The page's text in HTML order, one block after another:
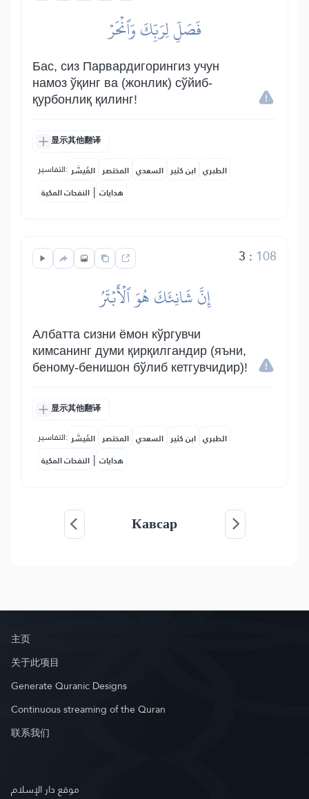
فَصَلِّ لِرَبِّكَ وَٱنۡحَرۡ
Бас, сиз Парвардигорингиз учун
намоз ўқинг ва (жонлик) сўйиб-
қурбонлиқ қилинг!
显示其他翻译
التفاسير: المُيسَّر المختصر السعدي ابن كثير الطبري
النفحات المكية | هدايات
3 : 108
إِنَّ شَانِئَكَ هُوَ ٱلۡأَبۡتَرُ
Албатта сизни ёмон кўргувчи
кимсанинг думи қирқилгандир (яъни,
беному-бенишон бўлиб кетгувчидир)!
显示其他翻译
التفاسير: المُيسَّر المختصر السعدي ابن كثير الطبري
النفحات المكية | هدايات
Кавсар
主页
关于此项目
Generate Quranic Designs
Continuous streaming of the Quran
联系我们
موقع دار الإسلام